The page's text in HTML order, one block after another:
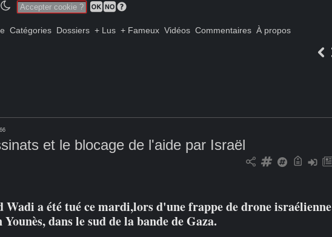
Accepter cookie ?
Catégories Dossiers + Lus + Fameux Vidéos Commentaires À propos
et le blocage de l'aide par Israël
a été tué ce mardi,lors d'une frappe de drone israélienne
dans le sud de la bande de Gaza.